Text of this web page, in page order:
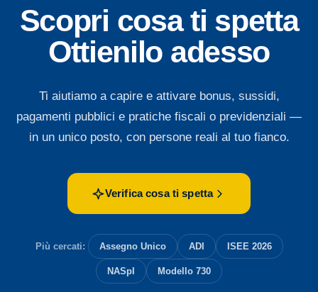
Scopri cosa ti spetta
Ottienilo adesso
Ti aiutiamo a capire e attivare bonus, sussidi,
pagamenti pubblici e pratiche fiscali o previdenziali —
in un unico posto, con persone reali al tuo fianco.
Verifica cosa ti spetta
Più cercati: Assegno Unico ADI ISEE 2026
NASpI Modello 730